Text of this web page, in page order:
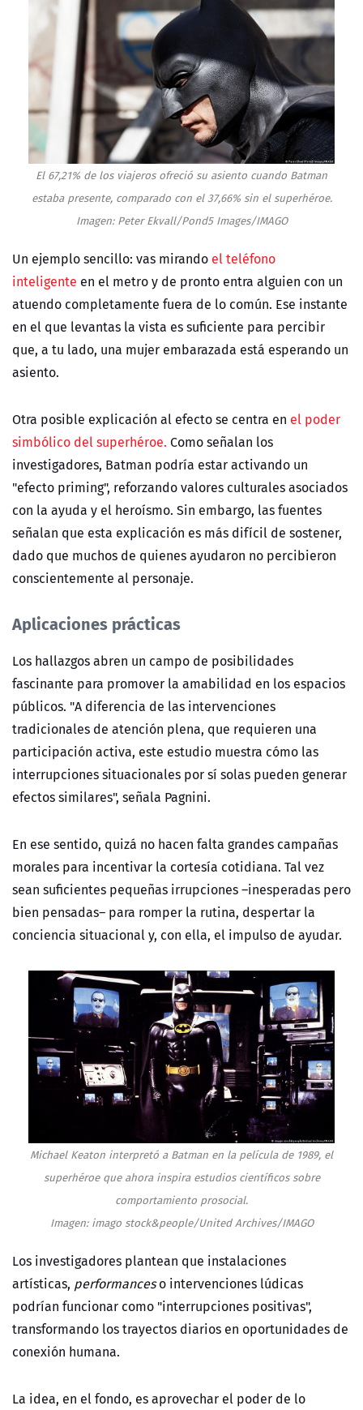
El 67,21% de los viajeros ofreció su asiento cuando Batman
estaba presente, comparado con el 37,66% sin el superhéroe.
Imagen: Peter Ekvall/Pond5 Images/IMAGO
Un ejemplo sencillo: vas mirando el teléfono
inteligente en el metro y de pronto entra alguien con un
atuendo completamente fuera de lo común. Ese instante
en el que levantas la vista es suficiente para percibir
que, a tu lado, una mujer embarazada está esperando un
asiento.
Otra posible explicación al efecto se centra en el poder
simbólico del superhéroe. Como señalan los
investigadores, Batman podría estar activando un
"efecto priming", reforzando valores culturales asociados
con la ayuda y el heroísmo. Sin embargo, las fuentes
señalan que esta explicación es más difícil de sostener,
dado que muchos de quienes ayudaron no percibieron
conscientemente al personaje.
Aplicaciones prácticas
Los hallazgos abren un campo de posibilidades
fascinante para promover la amabilidad en los espacios
públicos. "A diferencia de las intervenciones
tradicionales de atención plena, que requieren una
participación activa, este estudio muestra cómo las
interrupciones situacionales por sí solas pueden generar
efectos similares", señala Pagnini.
En ese sentido, quizá no hacen falta grandes campañas
morales para incentivar la cortesía cotidiana. Tal vez
sean suficientes pequeñas irrupciones –inesperadas pero
bien pensadas– para romper la rutina, despertar la
conciencia situacional y, con ella, el impulso de ayudar.
Michael Keaton interpretó a Batman en la película de 1989, el
superhéroe que ahora inspira estudios científicos sobre
comportamiento prosocial.
Imagen: imago stock&people/United Archives/IMAGO
Los investigadores plantean que instalaciones
artísticas, performances o intervenciones lúdicas
podrían funcionar como "interrupciones positivas",
transformando los trayectos diarios en oportunidades de
conexión humana.
La idea, en el fondo, es aprovechar el poder de lo